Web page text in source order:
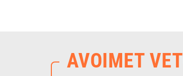
AVOIMET